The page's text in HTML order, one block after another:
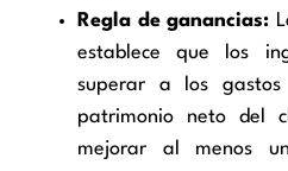
Regla de ganancias:
establece que los
superar a los gastos
patrimonio neto del
mejorar al menos